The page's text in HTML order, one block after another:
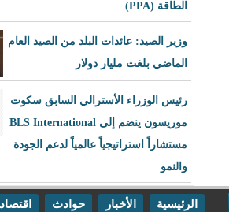
الطاقة (PPA)
وزير الصيد: عائدات البلد من الصيد العام
الماضي بلغت مليار دولار
رئيس الوزراء الأسترالي السابق سكوت
موريسون ينضم إلى BLS International
مستشاراً استراتيجياً عالمياً لدعم الجودة
والنمو
الرئيسية الأخبار حوادث اقتصاد